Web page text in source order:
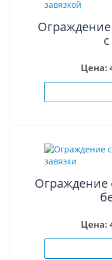
Цена:
Ограждение
Цена: